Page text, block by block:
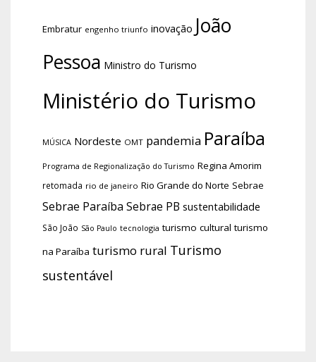
Embratur engenho triunfo inovação João
Pessoa Ministro do Turismo
Ministério do Turismo
MÚSICA Nordeste OMT pandemia Paraíba
Programa de Regionalização do Turismo Regina Amorim
retomada rio de janeiro Rio Grande do Norte Sebrae
Sebrae Paraíba Sebrae PB sustentabilidade
São João São Paulo tecnologia turismo cultural turismo
na Paraíba turismo rural Turismo
sustentável